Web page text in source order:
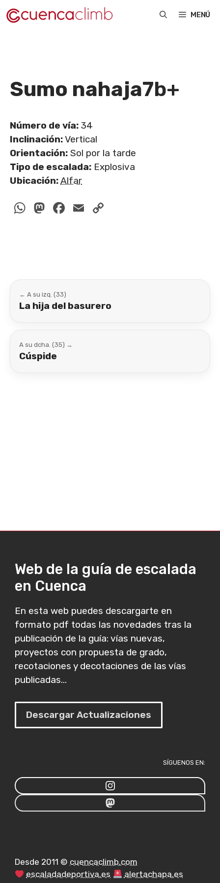
Saltar
al
MENÚ
Sumo nahaja7b+
Número de vía: 34
Inclinación:Vertical
Orientación: Sol por la tarde
Tipo de escalada: Explosiva
Ubicación:Alfar
WhatsApp
Mastodon
Facebook
Email
← A su izq. (33)
La hija del basurero
A su dcha. (35) →
Cúspide
Web de la guía de escalada
en Cuenca
En esta web puedes descargarte en
formato pdf todas las novedades tras la
publicación de la guía: vías nuevas,
proyectos con propuesta de grado,
recotaciones y decotaciones de las vías
publicadas...
Descargar Actualizaciones
SÍGUENOS EN:
Desde 2011 © cuencaclimb.com
escaladadeportiva.es
alertachapa.es